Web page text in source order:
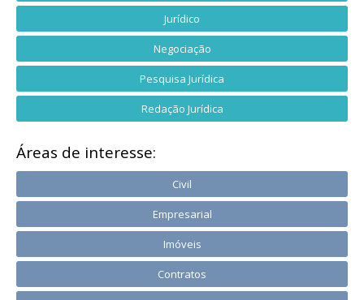
Jurídico
Negociação
Pesquisa Jurídica
Redação Jurídica
Áreas de interesse:
Civil
Empresarial
Imóveis
Contratos